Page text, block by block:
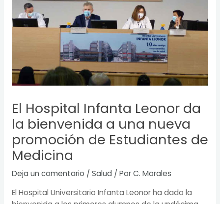
El Hospital Infanta Leonor da
la bienvenida a una nueva
promoción de Estudiantes de
Medicina
Deja un comentario / Salud / PorC. Morales
El Hospital Universitario Infanta Leonor ha dado la